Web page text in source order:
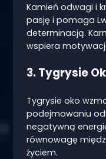
Kamień odwagi i
pasję i pomaga
determinacją.
wspiera
3. Tygrysie
Tygrysie oko
podejmowaniu
negatywną
równowagę
życiem.